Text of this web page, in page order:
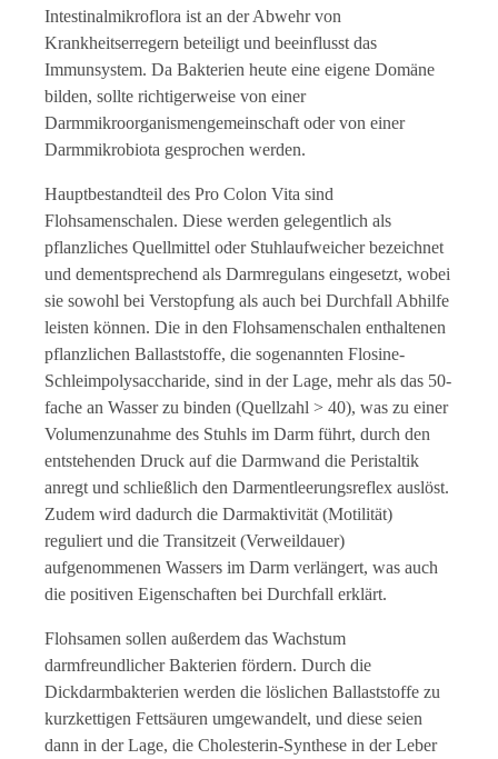
Intestinalmikroflora ist an der Abwehr von
Krankheitserregern beteiligt und beeinflusst das
Immunsystem. Da Bakterien heute eine eigene Domäne
bilden, sollte richtigerweise von einer
Darmmikroorganismengemeinschaft oder von einer
Darmmikrobiota gesprochen werden.
Hauptbestandteil des Pro Colon Vita sind
Flohsamenschalen. Diese werden gelegentlich als
pflanzliches Quellmittel oder Stuhlaufweicher bezeichnet
und dementsprechend als Darmregulans eingesetzt, wobei
sie sowohl bei Verstopfung als auch bei Durchfall Abhilfe
leisten können. Die in den Flohsamenschalen enthaltenen
pflanzlichen Ballaststoffe, die sogenannten Flosine-
Schleimpolysaccharide, sind in der Lage, mehr als das 50-
fache an Wasser zu binden (Quellzahl > 40), was zu einer
Volumenzunahme des Stuhls im Darm führt, durch den
entstehenden Druck auf die Darmwand die Peristaltik
anregt und schließlich den Darmentleerungsreflex auslöst.
Zudem wird dadurch die Darmaktivität (Motilität)
reguliert und die Transitzeit (Verweildauer)
aufgenommenen Wassers im Darm verlängert, was auch
die positiven Eigenschaften bei Durchfall erklärt.
Flohsamen sollen außerdem das Wachstum
darmfreundlicher Bakterien fördern. Durch die
Dickdarmbakterien werden die löslichen Ballaststoffe zu
kurzkettigen Fettsäuren umgewandelt, und diese seien
dann in der Lage, die Cholesterin-Synthese in der Leber